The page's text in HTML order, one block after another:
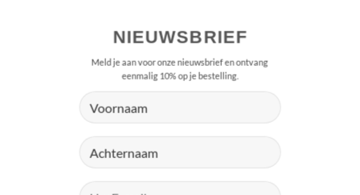
NIEUWSBRIEF
Meld je aan voor onze nieuwsbrief en ontvang
eenmalig 10% op je bestelling.